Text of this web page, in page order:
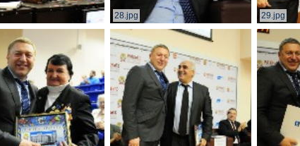
28.jpg 29.jpg